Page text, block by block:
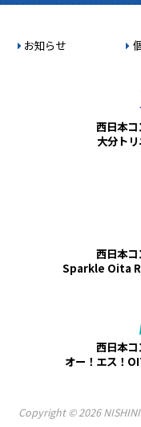
お知らせ
西日本コ
大分トリ
西日本コ
Sparkle Oita
西日本コ
オー！エス！
Copyright © 2026